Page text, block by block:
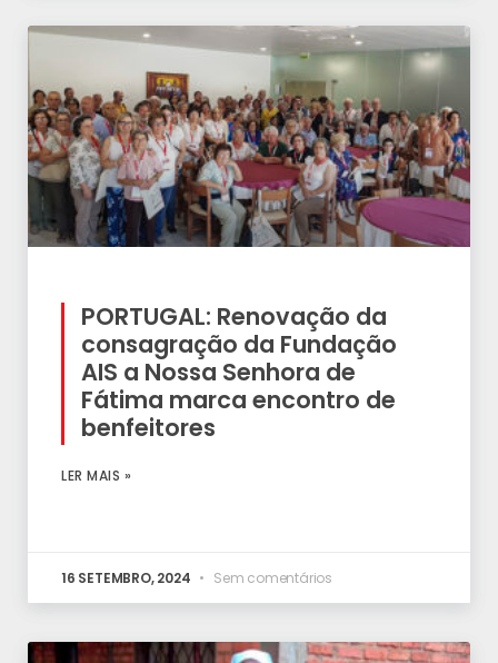
PORTUGAL: Renovação da
consagração da Fundação
AIS a Nossa Senhora de
Fátima marca encontro de
benfeitores
LER MAIS »
16 SETEMBRO, 2024 Sem comentários